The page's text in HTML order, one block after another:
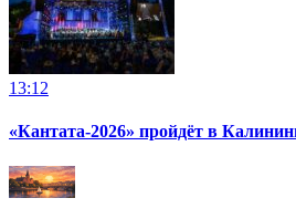
13:12
«Кантата-2026» пройдёт в